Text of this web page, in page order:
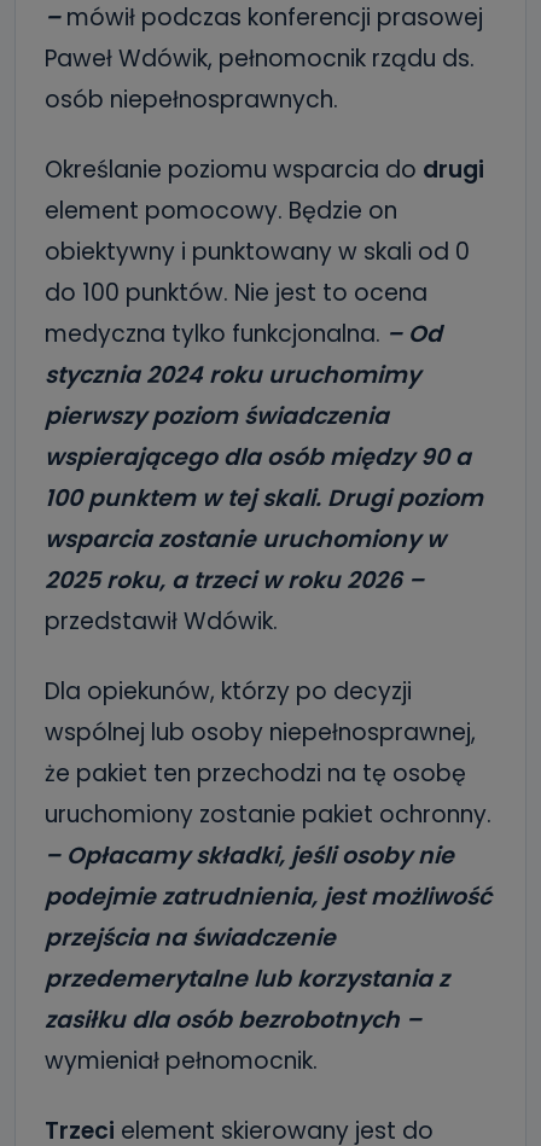
– mówił podczas konferencji prasowej
Paweł Wdówik, pełnomocnik rządu ds.
osób niepełnosprawnych.
Określanie poziomu wsparcia do drugi
element pomocowy. Będzie on
obiektywny i punktowany w skali od 0
do 100 punktów. Nie jest to ocena
medyczna tylko funkcjonalna. – Od
stycznia 2024 roku uruchomimy
pierwszy poziom świadczenia
wspierającego dla osób między 90 a
100 punktem w tej skali. Drugi poziom
wsparcia zostanie uruchomiony w
2025 roku, a trzeci w roku 2026 –
przedstawił Wdówik.
Dla opiekunów, którzy po decyzji
wspólnej lub osoby niepełnosprawnej,
że pakiet ten przechodzi na tę osobę
uruchomiony zostanie pakiet ochronny.
– Opłacamy składki, jeśli osoby nie
podejmie zatrudnienia, jest możliwość
przejścia na świadczenie
przedemerytalne lub korzystania z
zasiłku dla osób bezrobotnych –
wymieniał pełnomocnik.
Trzeci element skierowany jest do